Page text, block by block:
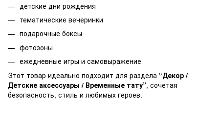
детские дни рождения
тематические вечеринки
подарочные боксы
фотозоны
ежедневные игры и самовыражение
Этот товар идеально подходит для раздела “Декор /
Детские аксессуары / Временные тату”, сочетая
безопасность, стиль и любимых героев.